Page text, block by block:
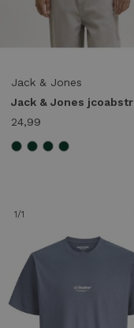
Jack & Jones
24,99
1/1